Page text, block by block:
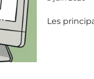
Les